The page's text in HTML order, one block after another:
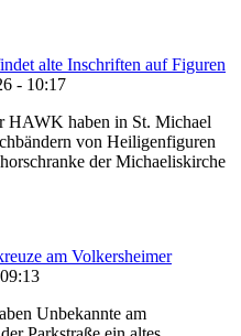
alte Inschriften auf Figuren
- 10:17
HAWK haben in St. Michael
von Heiligenfiguren
der Michaeliskirche
am Volkersheimer
Unbekannte am